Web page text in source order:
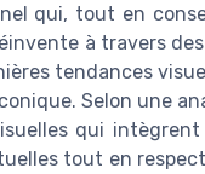
qui, tout en
à travers
tendances
Selon une
qui
tout en